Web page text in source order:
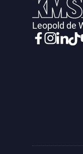
Leopold de